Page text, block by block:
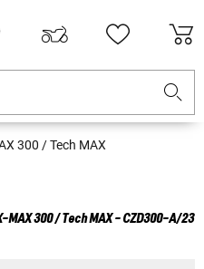
300 / Tech MAX
MAX 300 / Tech MAX - CZD300-A/23